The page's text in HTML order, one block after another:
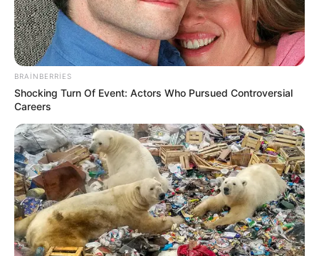
14:04 / 15 İyul 2026 ŞOU-BİZNES
Cennifer Lopez 400 karatbrilyantla diqqət
çəkdi
446 0 0
BRAINBERRIES
Shocking Turn Of Event: Actors Who Pursued Controversial
Careers